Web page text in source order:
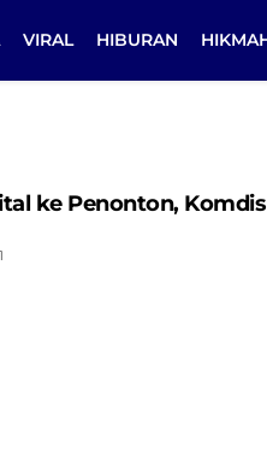
VIRAL HIBURAN
ke Penonton,